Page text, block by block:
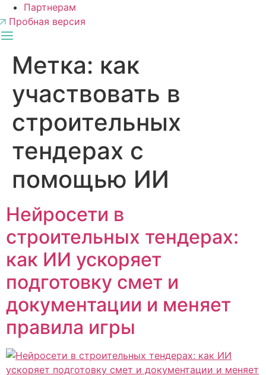
Партнерам
Пробная версия
Метка: как
участвовать в
строительных
тендерах с
помощью ИИ
Нейросети в
строительных тендерах:
как ИИ ускоряет
подготовку смет и
документации и меняет
правила игры